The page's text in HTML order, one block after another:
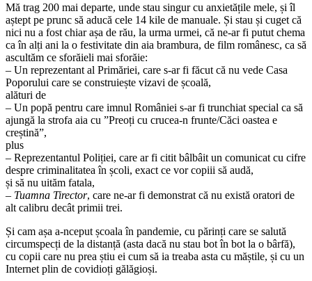
Mă trag 200 mai departe, unde stau singur cu anxietățile mele, și îl
aștept pe prunc să aducă cele 14 kile de manuale. Și stau și cuget că
nici nu a fost chiar așa de rău, la urma urmei, că ne-ar fi putut chema
ca în alți ani la o festivitate din aia brambura, de film românesc, ca să
ascultăm ce sforăieli mai sforăie:
– Un reprezentant al Primăriei, care s-ar fi făcut că nu vede Casa
Poporului care se construiește vizavi de școală,
alături de
– Un popă pentru care imnul României s-ar fi trunchiat special ca să
ajungă la strofa aia cu ”Preoți cu crucea-n frunte/Căci oastea e
creștină”,
plus
– Reprezentantul Poliției, care ar fi citit bâlbâit un comunicat cu cifre
despre criminalitatea în școli, exact ce vor copiii să audă,
și să nu uităm fatala,
– Tuamna Tirector, care ne-ar fi demonstrat că nu există oratori de
alt calibru decât primii trei.
Și cam așa a-nceput școala în pandemie, cu părinți care se salută
circumspecți de la distanță (asta dacă nu stau bot în bot la o bârfă),
cu copii care nu prea știu ei cum să ia treaba asta cu măștile, și cu un
Internet plin de covidioți gălăgioși.